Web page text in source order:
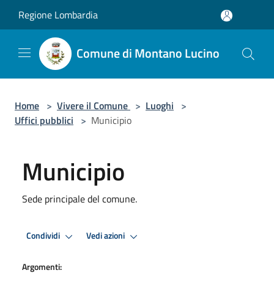
Regione Lombardia
Comune di Montano Lucino
Home > Vivere il Comune > Luoghi >
Uffici pubblici > Municipio
Municipio
Sede principale del comune.
Condividi Vedi azioni
Argomenti: